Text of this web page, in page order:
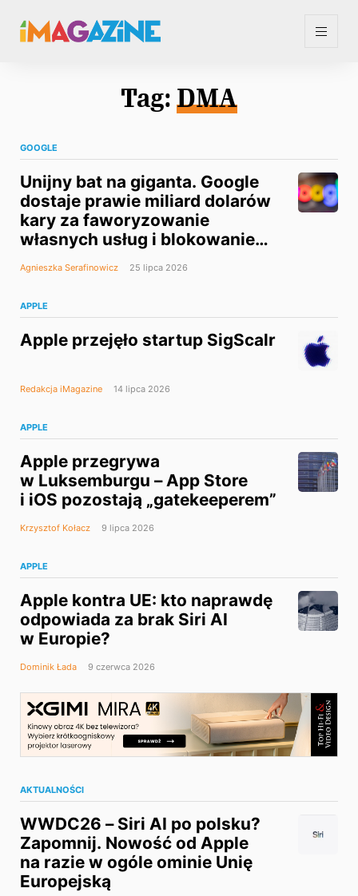
Tag: DMA
GOOGLE
Unijny bat na giganta. Google
dostaje prawie miliard dolarów
kary za faworyzowanie
własnych usług i blokowanie
płatności
Agnieszka Serafinowicz 25 lipca 2026
APPLE
Apple przejęło startup SigScalr
Redakcja iMagazine 14 lipca 2026
APPLE
Apple przegrywa
w Luksemburgu – App Store
i iOS pozostają „gatekeeperem”
Krzysztof Kołacz 9 lipca 2026
APPLE
Apple kontra UE: kto naprawdę
odpowiada za brak Siri AI
w Europie?
Dominik Łada 9 czerwca 2026
AKTUALNOŚCI
WWDC26 – Siri AI po polsku?
Zapomnij. Nowość od Apple
na razie w ogóle ominie Unię
Europejską